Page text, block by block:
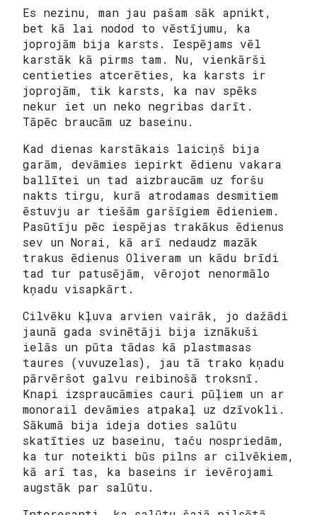
Es nezinu, man jau pašam sāk apnikt,
bet kā lai nodod to vēstījumu, ka
joprojām bija karsts. Iespējams vēl
karstāk kā pirms tam. Nu, vienkārši
centieties atcerēties, ka karsts ir
joprojām, tik karsts, ka nav spēks
nekur iet un neko negribas darīt.
Tāpēc braucām uz baseinu.
Kad dienas karstākais laiciņš bija
garām, devāmies iepirkt ēdienu vakara
ballītei un tad aizbraucām uz foršu
nakts tirgu, kurā atrodamas desmitiem
ēstuvju ar tiešām garšīgiem ēdieniem.
Pasūtīju pēc iespējas trakākus ēdienus
sev un Norai, kā arī nedaudz mazāk
trakus ēdienus Oliveram un kādu brīdi
tad tur patusējām, vērojot nenormālo
kņadu visapkārt.
Cilvēku kļuva arvien vairāk, jo dažādi
jaunā gada svinētāji bija iznākuši
ielās un pūta tādas kā plastmasas
taures (vuvuzelas), jau tā trako kņadu
pārvēršot galvu reibinošā troksnī.
Knapi izspraucāmies cauri pūļiem un ar
monorail devāmies atpakaļ uz dzīvokli.
Sākumā bija ideja doties salūtu
skatīties uz baseinu, taču nospriedām,
ka tur noteikti būs pilns ar cilvēkiem,
kā arī tas, ka baseins ir ievērojami
augstāk par salūtu.